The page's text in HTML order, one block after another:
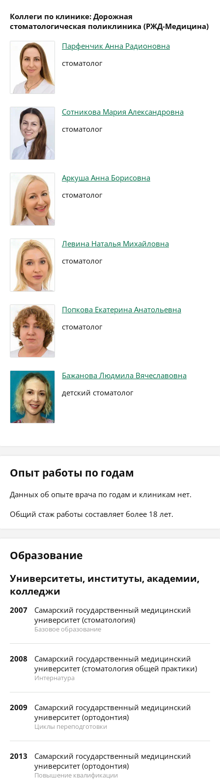
Коллеги по клинике: Дорожная
стоматологическая поликлиника (РЖД-Медицина)
Парфенчик Анна Радионовна
стоматолог
Сотникова Мария Александровна
стоматолог
Аркуша Анна Борисовна
стоматолог
Левина Наталья Михайловна
стоматолог
Попкова Екатерина Анатольевна
стоматолог
Бажанова Людмила Вячеславовна
детский стоматолог
Опыт работы по годам
Данных об опыте врача по годам и клиникам нет.
Общий стаж работы составляет более 18 лет.
Образование
Университеты, институты, академии,
колледжи
2007
Самарский государственный медицинский
университет (стоматология)
Базовое образование
2008
Самарский государственный медицинский
университет (стоматология общей практики)
Интернатура
2009
Самарский государственный медицинский
университет (ортодонтия)
Циклы переподготовки
2013
Самарский государственный медицинский
университет (ортодонтия)
Повышение квалификации